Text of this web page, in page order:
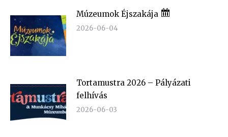
Múzeumok Éjszakája
2026-06-04
Tortamustra 2026 – Pályázati
felhívás
2026-06-03